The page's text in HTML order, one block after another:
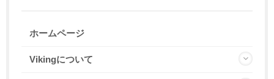
ホームページ
Vikingについて